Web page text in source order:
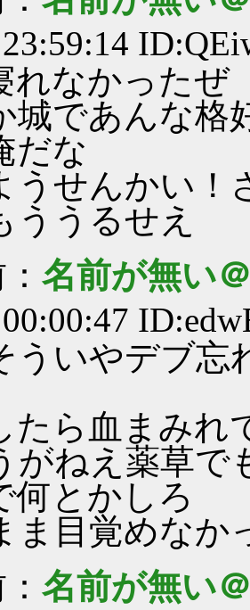
れなかったぜ
城であんな格
だな
うせんかい
ううるせえ
名前が無い
ういやデブ忘
たら血まみれ
がねえ薬草で
何とかしろ
ま目覚めなか
名前が無い